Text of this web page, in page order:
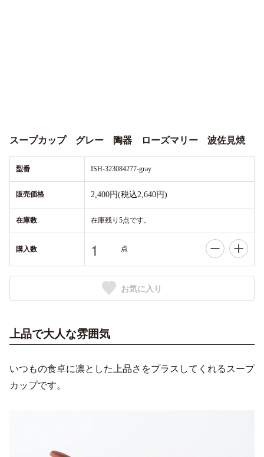
スープカップ グレー 陶器 ローズマリー 波佐見焼
型番 ISH-323084277-gray
販売価格 2,400円(税込2,640円)
在庫数 在庫残り5点です。
購入数 点
お気に入り
上品で大人な雰囲気
いつもの食卓に凛とした上品さをプラスしてくれるスープ
カップです。